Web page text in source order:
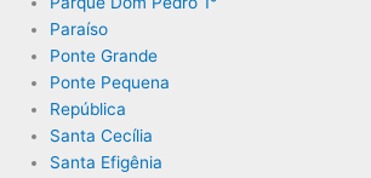
Paraíso
Ponte Grande
Ponte Pequena
República
Santa Cecília
Santa Efigênia